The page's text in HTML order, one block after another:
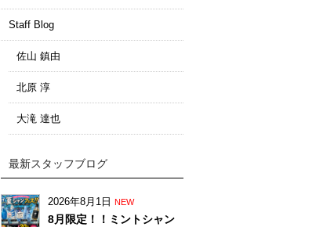
Staff Blog
佐山 鎮由
北原 淳
大滝 達也
最新スタッフブログ
2026年8月1日 NEW
8月限定！！ミントシャン